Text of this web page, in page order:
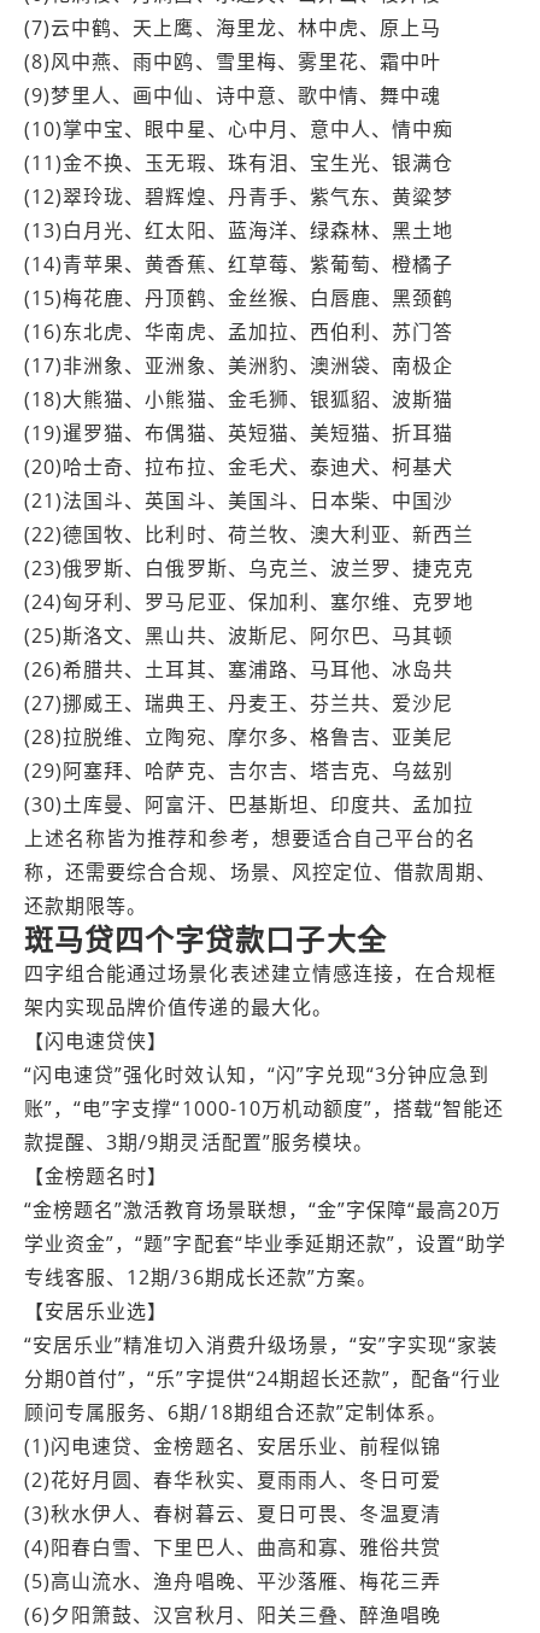
(7)云中鹤、天上鹰、海里龙、林中虎、原上马
(8)风中燕、雨中鸥、雪里梅、雾里花、霜中叶
(9)梦里人、画中仙、诗中意、歌中情、舞中魂
(10)掌中宝、眼中星、心中月、意中人、情中痴
(11)金不换、玉无瑕、珠有泪、宝生光、银满仓
(12)翠玲珑、碧辉煌、丹青手、紫气东、黄粱梦
(13)白月光、红太阳、蓝海洋、绿森林、黑土地
(14)青苹果、黄香蕉、红草莓、紫葡萄、橙橘子
(15)梅花鹿、丹顶鹤、金丝猴、白唇鹿、黑颈鹤
(16)东北虎、华南虎、孟加拉、西伯利、苏门答
(17)非洲象、亚洲象、美洲豹、澳洲袋、南极企
(18)大熊猫、小熊猫、金毛狮、银狐貂、波斯猫
(19)暹罗猫、布偶猫、英短猫、美短猫、折耳猫
(20)哈士奇、拉布拉、金毛犬、泰迪犬、柯基犬
(21)法国斗、英国斗、美国斗、日本柴、中国沙
(22)德国牧、比利时、荷兰牧、澳大利亚、新西兰
(23)俄罗斯、白俄罗斯、乌克兰、波兰罗、捷克克
(24)匈牙利、罗马尼亚、保加利、塞尔维、克罗地
(25)斯洛文、黑山共、波斯尼、阿尔巴、马其顿
(26)希腊共、土耳其、塞浦路、马耳他、冰岛共
(27)挪威王、瑞典王、丹麦王、芬兰共、爱沙尼
(28)拉脱维、立陶宛、摩尔多、格鲁吉、亚美尼
(29)阿塞拜、哈萨克、吉尔吉、塔吉克、乌兹别
(30)土库曼、阿富汗、巴基斯坦、印度共、孟加拉
上述名称皆为推荐和参考，想要适合自己平台的名
称，还需要综合合规、场景、风控定位、借款周期、
还款期限等。
斑马贷四个字贷款口子大全
四字组合能通过场景化表述建立情感连接，在合规框
架内实现品牌价值传递的最大化。
【闪电速贷侠】
“闪电速贷”强化时效认知，“闪”字兑现“3分钟应急到
账”，“电”字支撑“1000-10万机动额度”，搭载“智能还
款提醒、3期/9期灵活配置”服务模块。
【金榜题名时】
“金榜题名”激活教育场景联想，“金”字保障“最高20万
学业资金”，“题”字配套“毕业季延期还款”，设置“助学
专线客服、12期/36期成长还款”方案。
【安居乐业选】
“安居乐业”精准切入消费升级场景，“安”字实现“家装
分期0首付”，“乐”字提供“24期超长还款”，配备“行业
顾问专属服务、6期/18期组合还款”定制体系。
(1)闪电速贷、金榜题名、安居乐业、前程似锦
(2)花好月圆、春华秋实、夏雨雨人、冬日可爱
(3)秋水伊人、春树暮云、夏日可畏、冬温夏清
(4)阳春白雪、下里巴人、曲高和寡、雅俗共赏
(5)高山流水、渔舟唱晚、平沙落雁、梅花三弄
(6)夕阳箫鼓、汉宫秋月、阳关三叠、醉渔唱晚